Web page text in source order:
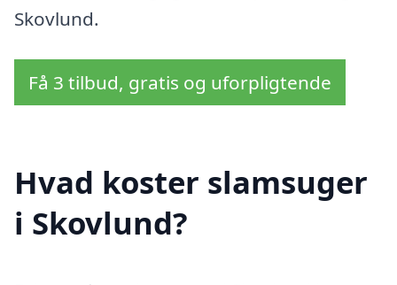
Skovlund.
Få 3 tilbud, gratis og uforpligtende
Hvad koster slamsuger
i Skovlund?